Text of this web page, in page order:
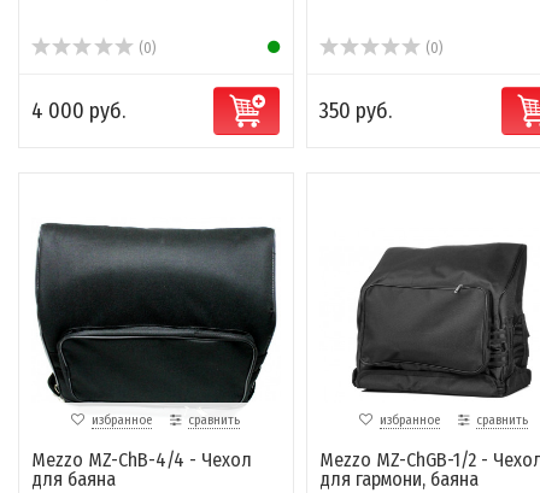
(0)
4 000 руб.
(0)
350 руб.
избранное сравнить
Mezzo MZ-ChB-4/4 - Чехол
для баяна
избранное сравнить
Mezzo MZ-ChGB-1/2 -
для гармони, баяна